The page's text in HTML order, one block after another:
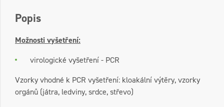
Popis
Možnosti vyšetření:
virologické vyšetření - PCR
Vzorky vhodné k PCR vyšetření: kloakální výtěry, vzorky
orgánů (játra, ledviny, srdce, střevo)